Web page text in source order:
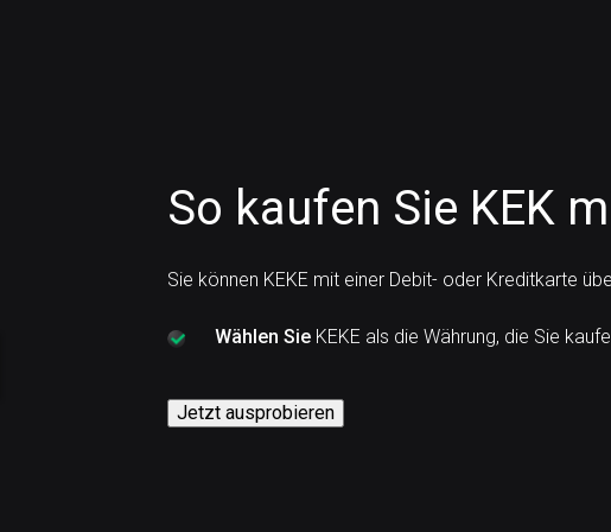
So kaufen Sie KEK
Sie können KEKE mit einer Debit- oder Kreditkarte
Wählen SieKEKE als die Währung, die Sie
Jetzt ausprobieren